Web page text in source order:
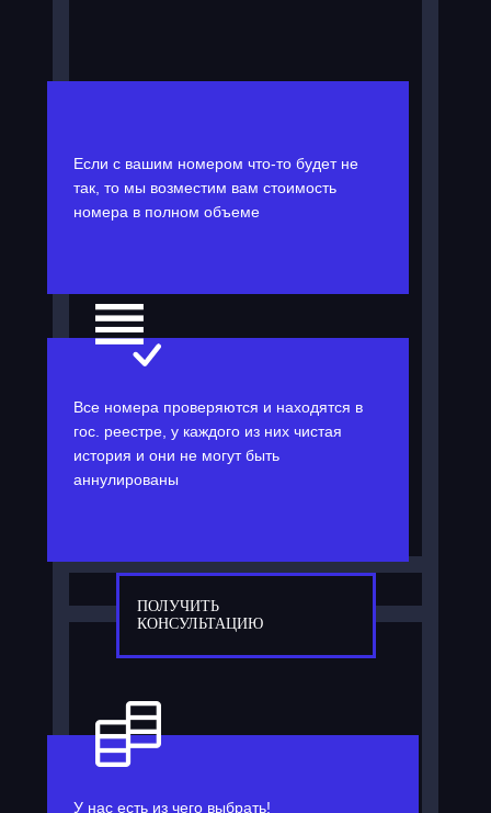
Если с вашим номером что-то будет не
так, то мы возместим вам стоимость
номера в полном объеме
Все номера проверяются и находятся в
гос. реестре, у каждого из них чистая
история и они не могут быть
аннулированы
ПОЛУЧИТЬ
КОНСУЛЬТАЦИЮ
У нас есть из чего выбрать!